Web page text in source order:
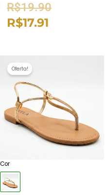
R$19.90
R$17.91
Cor
Oferta!